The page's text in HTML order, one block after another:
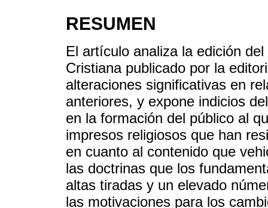
RESUMEN
El artículo analiza la edición
Cristiana publicado por la
alteraciones significativas en
anteriores, y expone indicios
en la formación del público al
impresos religiosos que han
en cuanto al contenido que
las doctrinas que los
altas tiradas y un elevado
las motivaciones para los